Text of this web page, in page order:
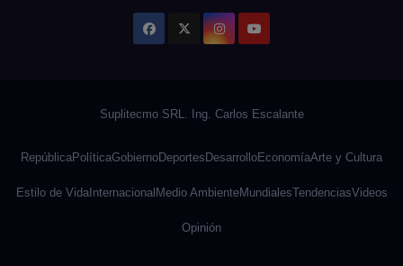
RepúblicaPolíticaGobiernoDeportes DesarrolloEconomíaArte y Cultura
Estilo de VidaInternacional Medio AmbienteMundialesTendenciasVideos
Opinión